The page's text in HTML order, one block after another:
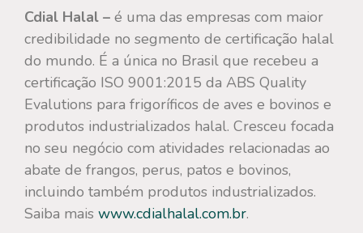
Cdial Halal – é uma das empresas com maior
credibilidade no segmento de certificação halal
do mundo. É a única no Brasil que recebeu a
certificação ISO 9001:2015 da ABS Quality
Evalutions para frigoríficos de aves e bovinos e
produtos industrializados halal. Cresceu focada
no seu negócio com atividades relacionadas ao
abate de frangos, perus, patos e bovinos,
incluindo também produtos industrializados.
Saiba mais www.cdialhalal.com.br.